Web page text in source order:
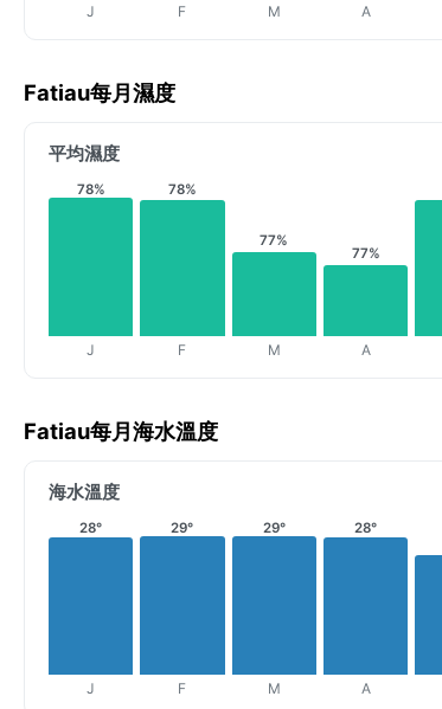
J F M A
Fatiau每月濕度
平均濕度
78%
J
78%
F
77%
M
77%
A
Fatiau每月海水溫度
海水溫度
28°
J
29°
F
29°
M
28°
A